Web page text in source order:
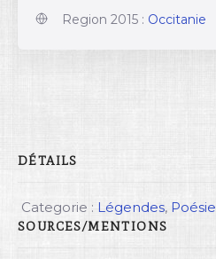
Region 2015 : Occitanie
DÉTAILS
Categorie : Légendes, Poésie
SOURCES/MENTIONS